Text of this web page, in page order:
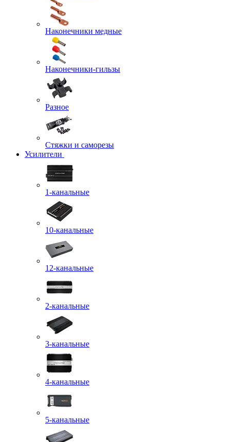
Наконечники медные
Наконечники-гильзы
Разное
Стяжки и саморезы
Усилители
1-канальные
10-канальные
12-канальные
2-канальные
3-канальные
4-канальные
5-канальные